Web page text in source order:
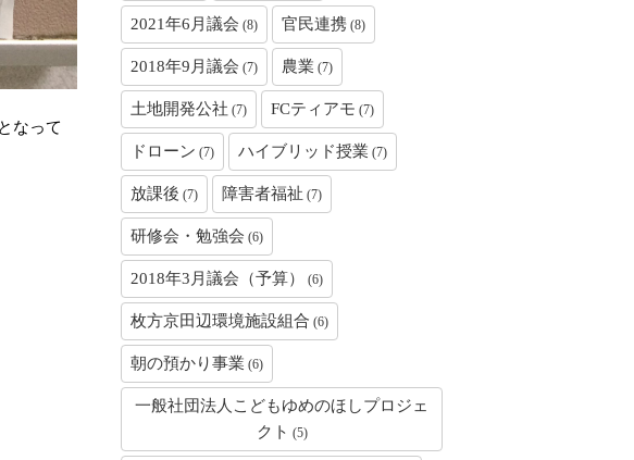
なって
2021年6月議会 (8) 官民連携 (8)
2018年9月議会 (7) 農業 (7)
土地開発公社 (7) FCティアモ (7)
ドローン (7) ハイブリッド授業 (7)
放課後 (7) 障害者福祉 (7)
研修会・勉強会 (6)
2018年3月議会（予算） (6)
枚方京田辺環境施設組合 (6)
朝の預かり事業 (6)
一般社団法人こどもゆめのほしプロジェ
クト (5)